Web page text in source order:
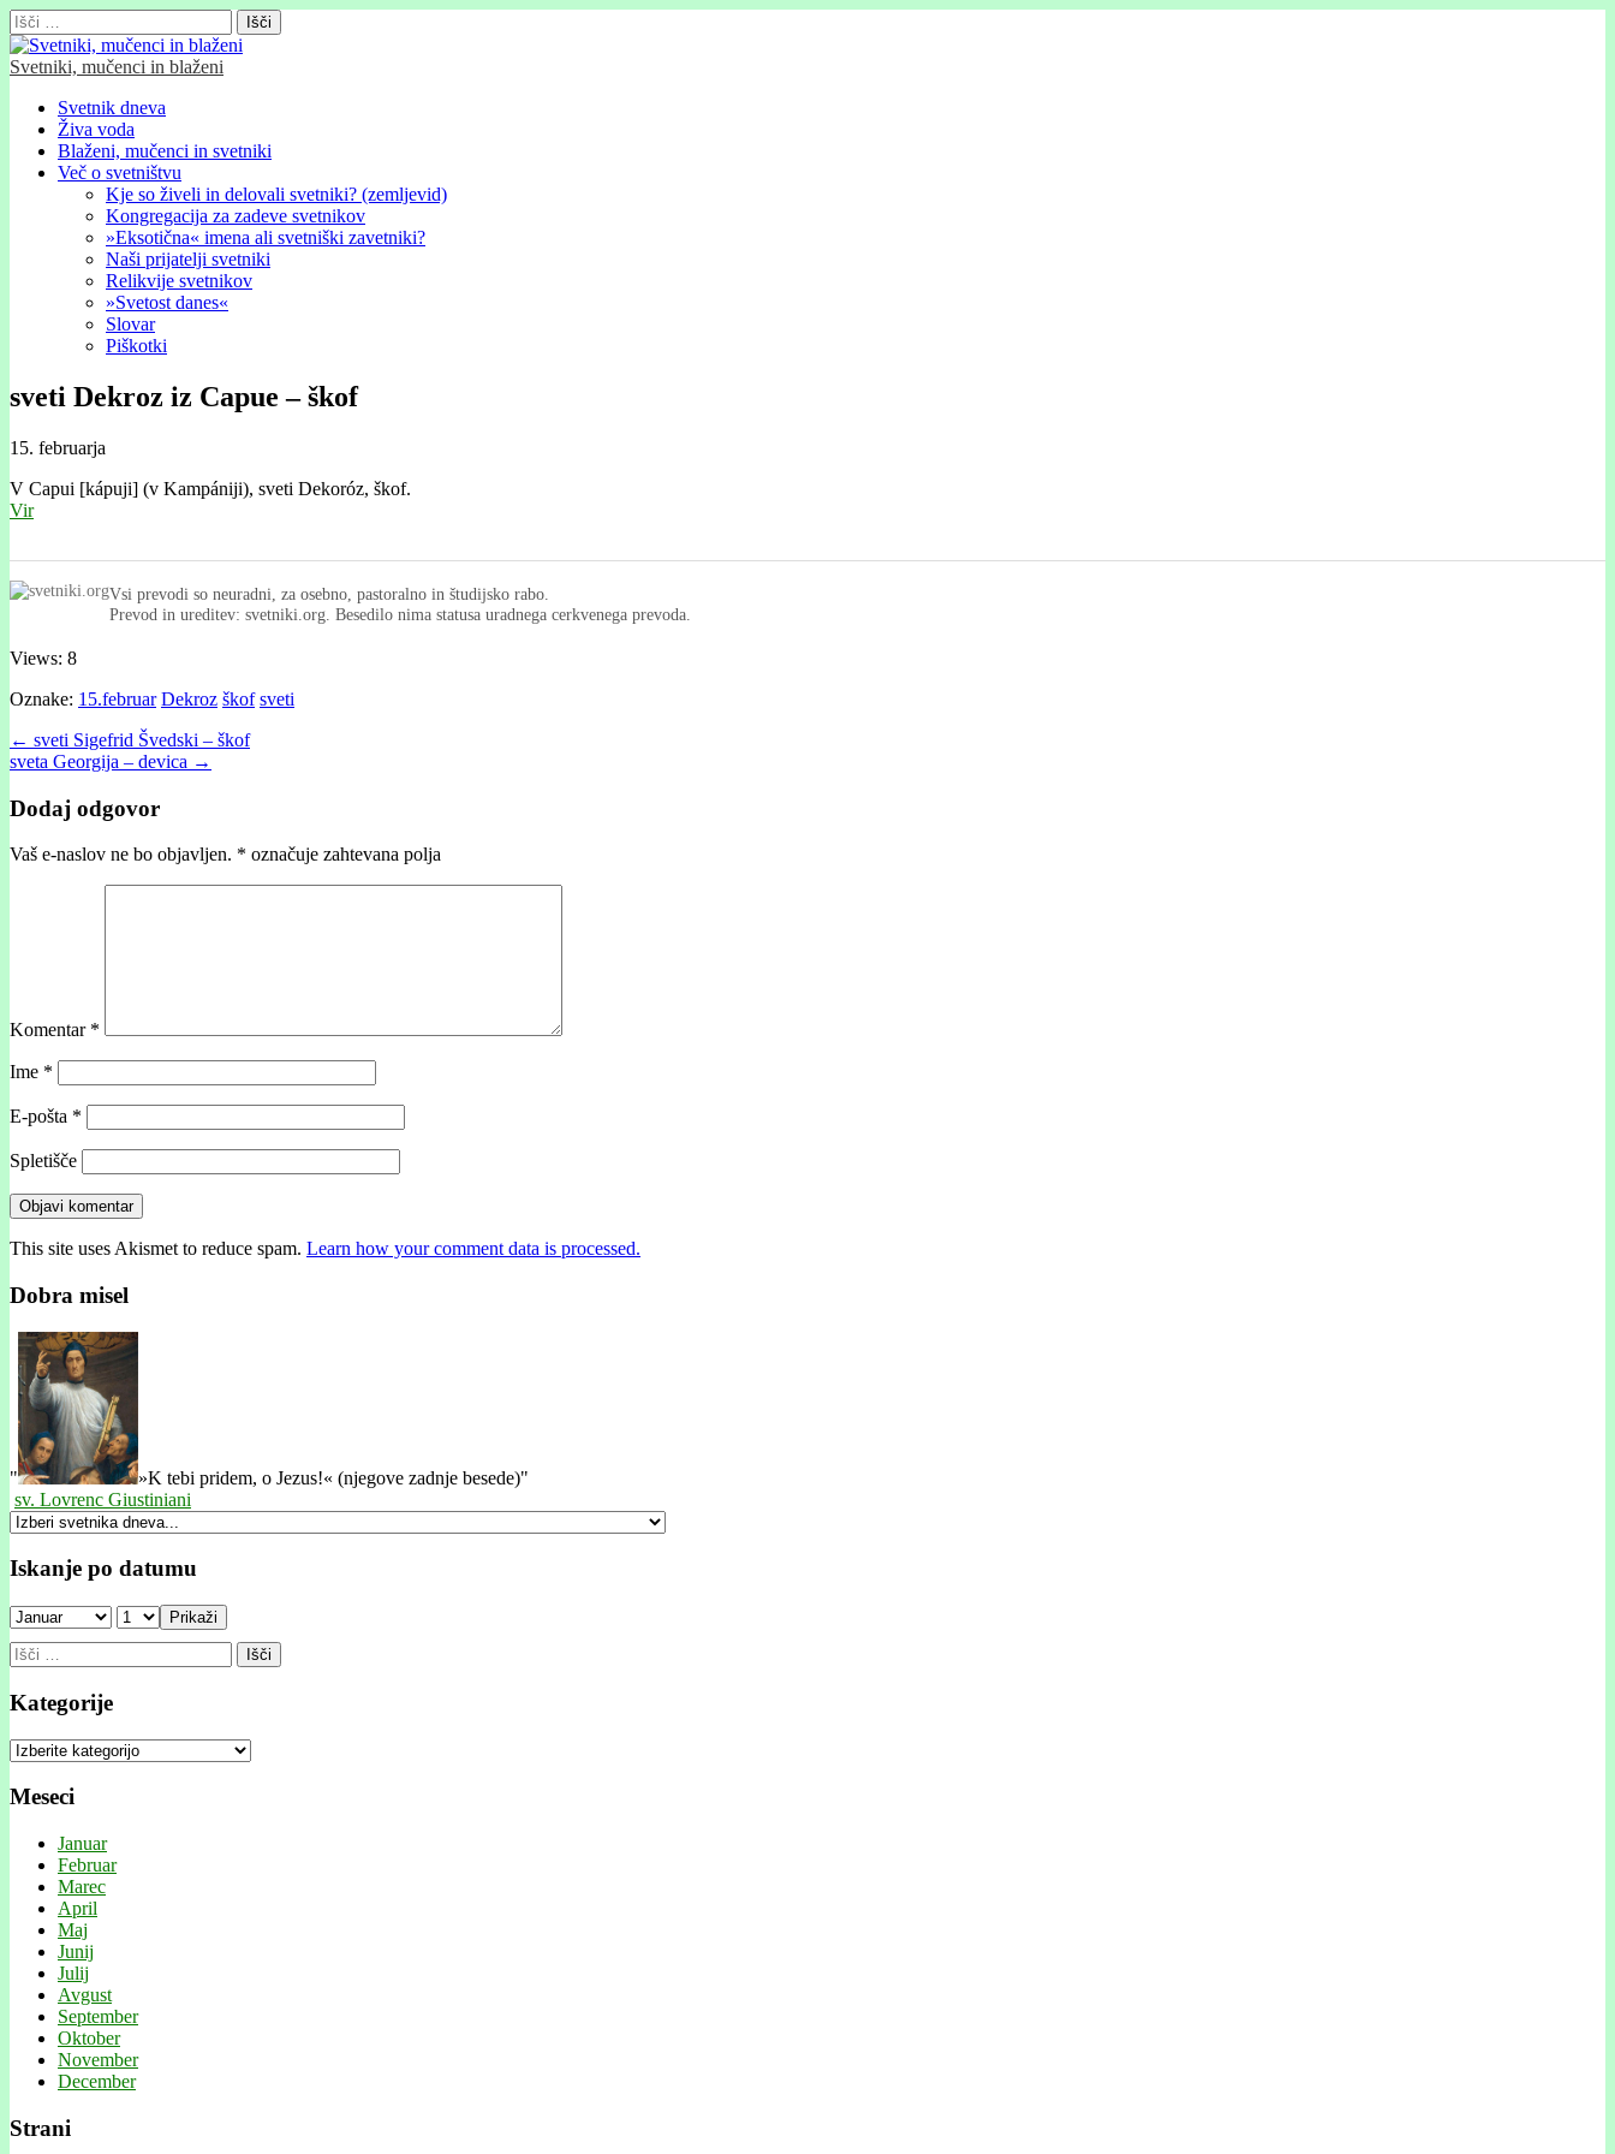
Išči:
Svetniki, mučenci in blaženi
Glavni
meni
Skip
content
Svetnik dneva
Živa voda
Blaženi, mučenci in svetniki
Več o svetništvu
Kje so živeli in delovali svetniki? (zemljevid)
Kongregacija za zadeve svetnikov
»Eksotična« imena ali svetniški zavetniki?
Naši prijatelji svetniki
Relikvije svetnikov
»Svetost danes«
Slovar
Piškotki
sveti Dekroz iz Capue – škof
15. februarja
V Capui [kápuji] (v Kampániji), sveti Dekoróz, škof.
Vir
Vsi prevodi so neuradni, za osebno, pastoralno in študijsko rabo.
Prevod in ureditev: svetniki.org. Besedilo nima statusa uradnega cerkvenega prevoda.
Views: 8
Oznake: 15.februar Dekroz škof sveti
Post
navigation
← sveti Sigefrid Švedski – škof
sveta Georgija – devica →
Dodaj odgovor
Vaš e-naslov ne bo objavljen. * označuje zahtevana polja
Komentar *
Ime *
E-pošta *
Spletišče
This site uses Akismet to reduce spam. Learn how your comment data is processed.
Dobra misel
"
»K tebi pridem, o Jezus!« (njegove zadnje besede)"
sv. Lovrenc Giustiniani
Iskanje po datumu
Prikaži
Išči:
Kategorije
Kategorije
Meseci
Januar
Februar
Marec
April
Maj
Junij
Julij
Avgust
September
Oktober
November
December
Strani